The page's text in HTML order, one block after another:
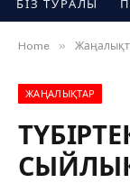
БІЗ ТУРАЛЫ
Home »
ЖАҢАЛЫҚТАР